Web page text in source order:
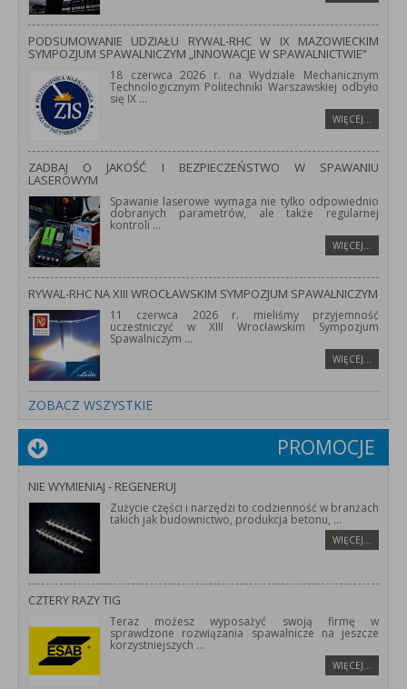
PODSUMOWANIE UDZIAŁU RYWAL-RHC W IX MAZOWIECKIM
SYMPOZJUM SPAWALNICZYM „INNOWACJE W SPAWALNICTWIE”
18 czerwca 2026 r. na Wydziale Mechanicznym
Technologicznym Politechniki Warszawskiej odbyło
się IX ...
WIĘCEJ…
ZADBAJ O JAKOŚĆ I BEZPIECZEŃSTWO W SPAWANIU
LASEROWYM
Spawanie laserowe wymaga nie tylko odpowiednio
dobranych parametrów, ale także regularnej
kontroli...
WIĘCEJ…
RYWAL-RHC NA XIII WROCŁAWSKIM SYMPOZJUM SPAWALNICZYM
11 czerwca 2026 r. mieliśmy przyjemność
uczestniczyć w XIII Wrocławskim Sympozjum
Spawalniczym ...
WIĘCEJ…
ZOBACZ WSZYSTKIE
PROMOCJE
NIE WYMIENIAJ - REGENERUJ
Zużycie części i narzędzi to codzienność w branżach
takich jak budownictwo, produkcja betonu, ...
WIĘCEJ…
CZTERY RAZY TIG
Teraz możesz wyposażyć swoją firmę w
sprawdzone rozwiązania spawalnicze na jeszcze
korzystniejszych ...
WIĘCEJ…